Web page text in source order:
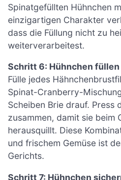
Spinatgefüllten Hühnchen
einzigartigen Charakter
dass die Füllung nicht zu
weiterverarbeitest.
Schritt 6: Hühnchen füllen
Fülle jedes
Spinat-Cranberry-
Scheiben Brie drauf. Press
zusammen, damit sie beim
herausquillt. Diese
und frischem Gemüse ist
Gerichts.
Schritt 7: Hühnchen